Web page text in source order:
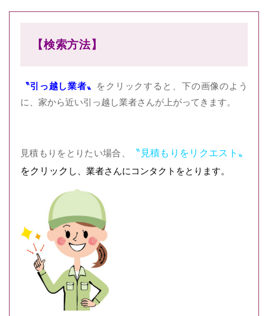
【検索方法】
〝引っ越し業者〟
をクリックすると、下の画像のよう
に、家から近い引っ越し業者さんが上がってきます。
見積もりをとりたい場合、
〝見積もりをリクエスト〟
をクリック し、業者さんにコンタクトをとります。